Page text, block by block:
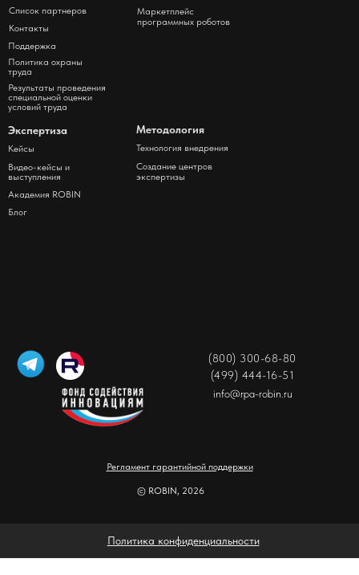
(800) 300-68-80
(499) 444-16-51
info@rpa-robin.ru
© ROBIN, 2026
Политика конфиденциальности
Контакты
Список партнеров
Экспертиза
Кейсы
Видео-кейсы и
выступления
Блог
Академия ROBIN
Методология
Создание центров
экспертизы
Технология внедрения
Поддержка
Маркетплейс
программных роботов
Политика охраны
труда
Результаты проведения
специальной оценки
условий труда
Регламент гарантийной поддержки